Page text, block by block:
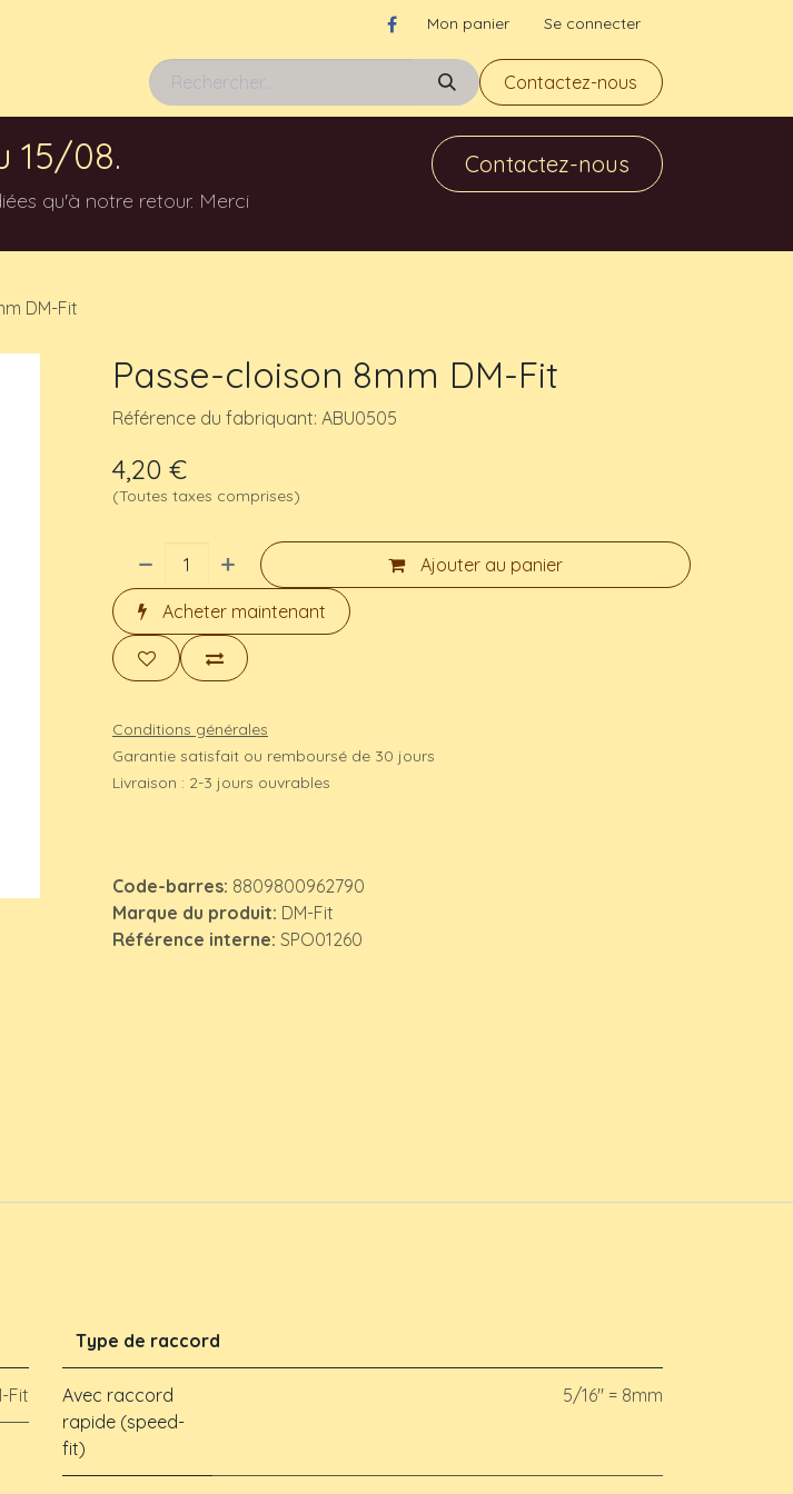
Mon panier Se connecter
Contactez-nous
15/08.
qu'à notre retour. Merci
Contactez-nous
DM-Fit
Passe-cloison 8mm DM-Fit
Référence du fabriquant: ABU0505
4,20 €
(Toutes taxes comprises)
Ajouter au panier
Acheter maintenant
Conditions générales
Garantie satisfait ou remboursé de 30 jours
Livraison : 2-3 jours ouvrables
Code-barres: 8809800962790
Marque du produit: DM-Fit
Référence interne: SPO01260
Fit
Type de raccord
Avec raccord
rapide (speed-
fit)
5/16" = 8mm